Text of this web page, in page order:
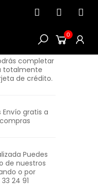
0
completar
totalmente
de crédito.
gratis a
Puedes
de nuestros
o por
24 91